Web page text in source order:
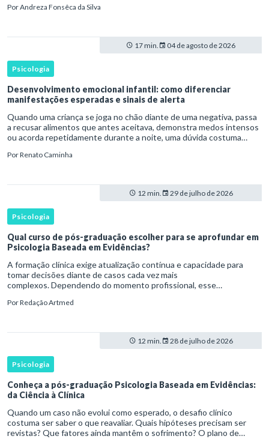
PorAndreza Fonsêca da Silva
17 min. 04 de agosto de 2026
Psicologia
Desenvolvimento emocional infantil: como diferenciar
manifestações esperadas e sinais de alerta
Quando uma criança se joga no chão diante de uma negativa, passa
a recusar alimentos que antes aceitava, demonstra medos intensos
ou acorda repetidamente durante a noite, uma dúvida costuma
PorRenato Caminha
12 min. 29 de julho de 2026
Psicologia
Qual curso de pós-graduação escolher para se aprofundar em
Psicologia Baseada em Evidências?
A formação clínica exige atualização contínua e capacidade para
tomar decisões diante de casos cada vez mais
complexos. Dependendo do momento profissional, esse
aprofundamento em ou a especializaçã
PorRedação Artmed
12 min. 28 de julho de 2026
Psicologia
Conheça a pós-graduação Psicologia Baseada em Evidências:
da Ciência à Clínica
Quando um caso não evolui como esperado, o desafio clínico
costuma ser saber o que reavaliar. Quais hipóteses precisam ser
revistas? Que fatores ainda mantêm o sofrimento? O plano de